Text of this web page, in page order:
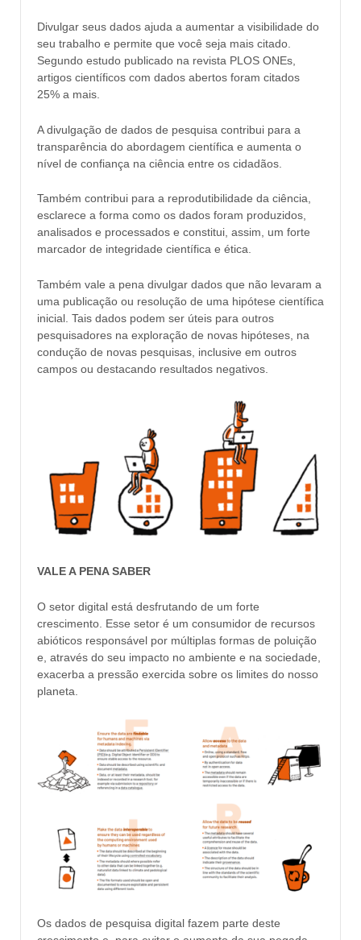
Divulgar seus dados ajuda a aumentar a visibilidade do
seu trabalho e permite que você seja mais citado.
Segundo estudo publicado na revista PLOS ONEs,
artigos científicos com dados abertos foram citados
25% a mais.
A divulgação de dados de pesquisa contribui para a
transparência do abordagem científica e aumenta o
nível de confiança na ciência entre os cidadãos.
Também contribui para a reprodutibilidade da ciência,
esclarece a forma como os dados foram produzidos,
analisados ​​e processados e constitui, assim, um forte
marcador de integridade científica e ética.
Também vale a pena divulgar dados que não levaram a
uma publicação ou resolução de uma hipótese científica
inicial. Tais dados podem ser úteis para outros
pesquisadores na exploração de novas hipóteses, na
condução de novas pesquisas, inclusive em outros
campos ou destacando resultados negativos.
VALE A PENA SABER
O setor digital está desfrutando de um forte
crescimento. Esse setor é um consumidor de recursos
abióticos responsável por múltiplas formas de poluição
e, através do seu impacto no ambiente e na sociedade,
exacerba a pressão exercida sobre os limites do nosso
planeta.
Os dados de pesquisa digital fazem parte deste